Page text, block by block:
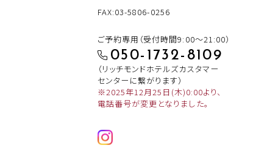
FAX:03-5806-0256
ご予約専用（受付時間9:00～21:00）
050-1732-8109
（リッチモンドホテルズカスタマー
センターに繋がります）
※2025年12月25日(木)0:00より、
電話番号が変更となりました。